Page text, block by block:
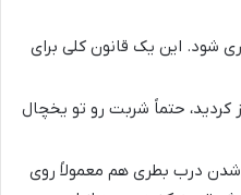
شود. این یک قانون کلی برای
کردید، حتماً شربت رو تو یخچال
درب بطری هم معمولاً روی